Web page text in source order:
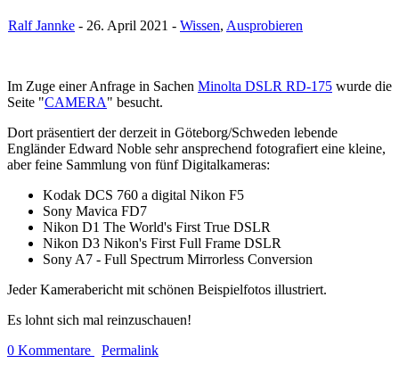
Ralf Jannke - 26. April 2021 - Wissen, Ausprobieren
Im Zuge einer Anfrage in Sachen Minolta DSLR RD-175 wurde die
Seite "CAMERA" besucht.
Dort präsentiert der derzeit in Göteborg/Schweden lebende
Engländer Edward Noble sehr ansprechend fotografiert eine kleine,
aber feine Sammlung von fünf Digitalkameras:
Kodak DCS 760 a digital Nikon F5
Sony Mavica FD7
Nikon D1 The World's First True DSLR
Nikon D3 Nikon's First Full Frame DSLR
Sony A7 - Full Spectrum Mirrorless Conversion
Jeder Kamerabericht mit schönen Beispielfotos illustriert.
Es lohnt sich mal reinzuschauen!
0 Kommentare
Permalink